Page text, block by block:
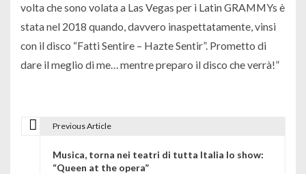
volta che sono volata a Las Vegas per i Latin GRAMMYs è
stata nel 2018 quando, davvero inaspettatamente, vinsi
con il disco “Fatti Sentire – Hazte Sentir”. Prometto di
dare il meglio di me… mentre preparo il disco che verrà!”
Previous Article
Musica, torna nei teatri di tutta Italia lo show:
“Queen at the opera”